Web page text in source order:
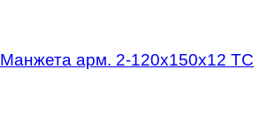
Манжета арм. 2-120х150х12 ТС